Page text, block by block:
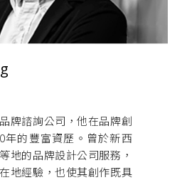
牌諮詢公司，他在品牌創
年的豐富資歷。曾於新西
地的品牌設計公司服務，
地經驗，也使其創作既具